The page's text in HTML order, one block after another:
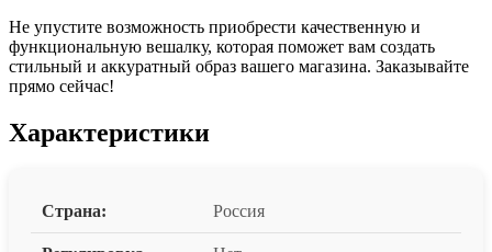
Не упустите возможность приобрести качественную и
функциональную вешалку, которая поможет вам создать
стильный и аккуратный образ вашего магазина. Заказывайте
прямо сейчас!
Характеристики
Страна: Россия